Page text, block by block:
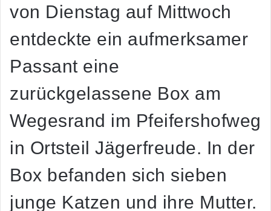
von Dienstag auf Mittwoch
entdeckte ein aufmerksamer
Passant eine
zurückgelassene Box am
Wegesrand im Pfeifershofweg
in Ortsteil Jägerfreude. In der
Box befanden sich sieben
junge Katzen und ihre Mutter.